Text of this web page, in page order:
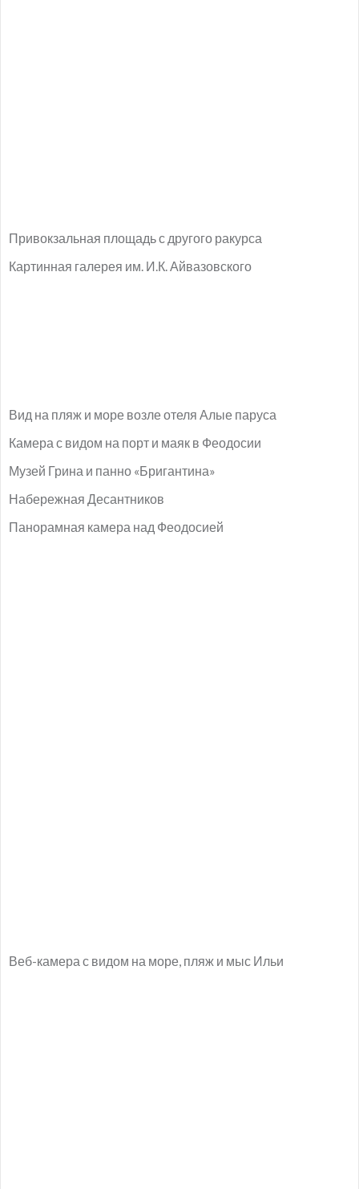
Привокзальная площадь с другого ракурса
Картинная галерея им. И.К. Айвазовского
Вид на пляж и море возле отеля Алые паруса
Камера с видом на порт и маяк в Феодосии
Музей Грина и панно «Бригантина»
Набережная Десантников
Панорамная камера над Феодосией
Веб-камера с видом на море, пляж и мыс Ильи